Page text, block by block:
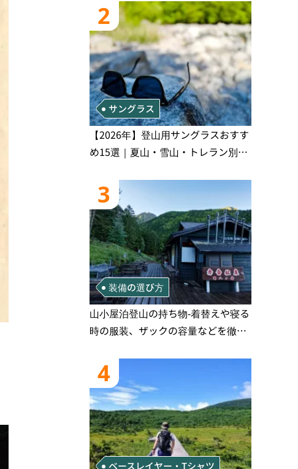
2
サングラス
【2026年】登山用サングラスおすす
め15選｜夏山・雪山・トレラン別、
3
装備の選び方
山小屋泊登山の持ち物‐着替えや寝る
時の服装、ザックの容量などを徹底
4
ベースレイヤー・Tシャツ